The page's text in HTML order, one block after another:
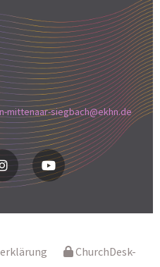
mittenaar-siegbach@ekhn.de
ChurchDesk-